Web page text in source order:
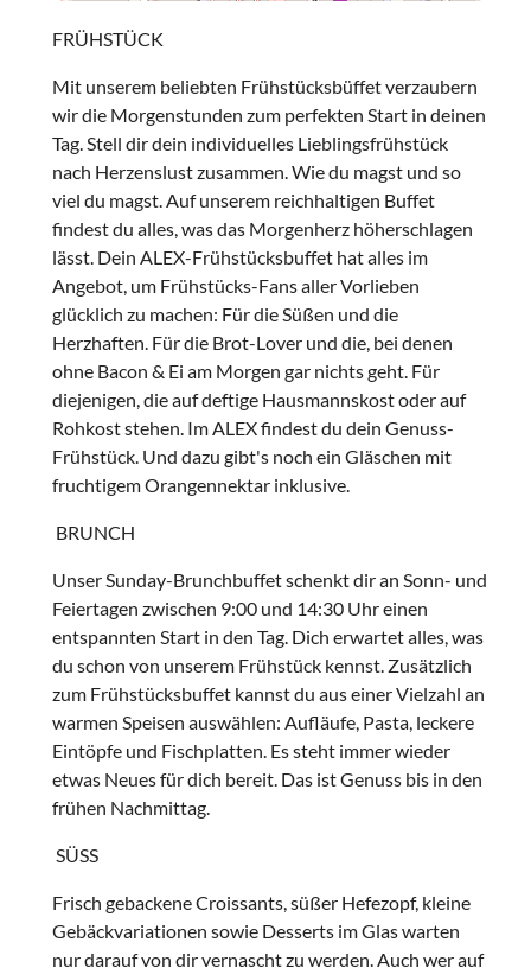
FRÜHSTÜCK
Mit unserem beliebten Frühstücksbüffet verzaubern
wir die Morgenstunden zum perfekten Start in deinen
Tag. Stell dir dein individuelles Lieblingsfrühstück
nach Herzenslust zusammen. Wie du magst und so
viel du magst. Auf unserem reichhaltigen Buffet
findest du alles, was das Morgenherz höherschlagen
lässt. Dein ALEX-Frühstücksbuffet hat alles im
Angebot, um Frühstücks-Fans aller Vorlieben
glücklich zu machen: Für die Süßen und die
Herzhaften. Für die Brot-Lover und die, bei denen
ohne Bacon & Ei am Morgen gar nichts geht. Für
diejenigen, die auf deftige Hausmannskost oder auf
Rohkost stehen. Im ALEX findest du dein Genuss-
Frühstück. Und dazu gibt's noch ein Gläschen mit
fruchtigem Orangennektar inklusive.
BRUNCH
Unser Sunday-Brunchbuffet schenkt dir an Sonn- und
Feiertagen zwischen 9:00 und 14:30 Uhr einen
entspannten Start in den Tag. Dich erwartet alles, was
du schon von unserem Frühstück kennst. Zusätzlich
zum Frühstücksbuffet kannst du aus einer Vielzahl an
warmen Speisen auswählen: Aufläufe, Pasta, leckere
Eintöpfe und Fischplatten. Es steht immer wieder
etwas Neues für dich bereit. Das ist Genuss bis in den
frühen Nachmittag.
SÜSS
Frisch gebackene Croissants, süßer Hefezopf, kleine
Gebäckvariationen sowie Desserts im Glas warten
nur darauf von dir vernascht zu werden. Auch wer auf